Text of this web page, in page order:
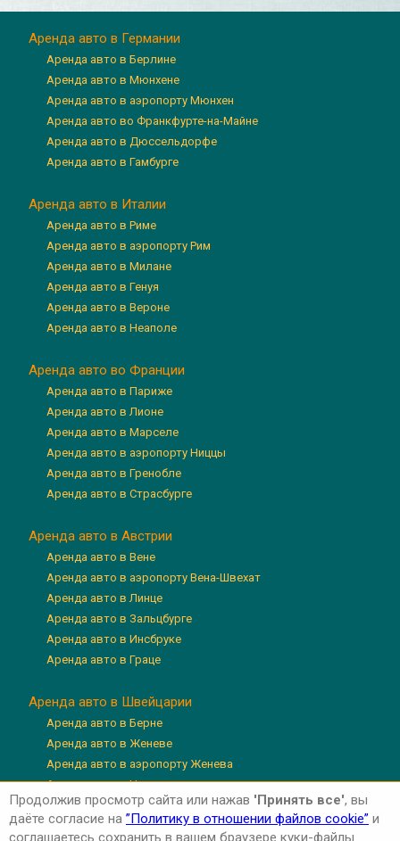
Аренда авто в Германии
Аренда авто в Берлине
Аренда авто в Мюнхене
Аренда авто в аэропорту Мюнхен
Аренда авто во Франкфурте-на-Майне
Аренда авто в Дюссельдорфе
Аренда авто в Гамбурге
Аренда авто в Италии
Аренда авто в Риме
Аренда авто в аэропорту Рим
Аренда авто в Милане
Аренда авто в Генуя
Аренда авто в Вероне
Аренда авто в Неаполе
Аренда авто во Франции
Аренда авто в Париже
Аренда авто в Лионе
Аренда авто в Марселе
Аренда авто в аэропорту Ниццы
Аренда авто в Гренобле
Аренда авто в Страсбурге
Аренда авто в Австрии
Аренда авто в Вене
Аренда авто в аэропорту Вена-Швехат
Аренда авто в Линце
Аренда авто в Зальцбурге
Аренда авто в Инсбруке
Аренда авто в Граце
Аренда авто в Швейцарии
Аренда авто в Берне
Аренда авто в Женеве
Аренда авто в аэропорту Женева
Аренда авто в Цюрихе
Аренда авто в аэропорту Цюрих
Аренда авто в Люцерне
Продолжив просмотр сайта или нажав 'Принять все', вы
даёте согласие на ”Политику в отношении файлов cookie” и
соглашаетесь сохранить в вашем браузере куки-файлы